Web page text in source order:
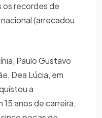
recordes de
(arrecadou
Paulo Gustavo
Dea Lúcia, em
a
anos de carreira,